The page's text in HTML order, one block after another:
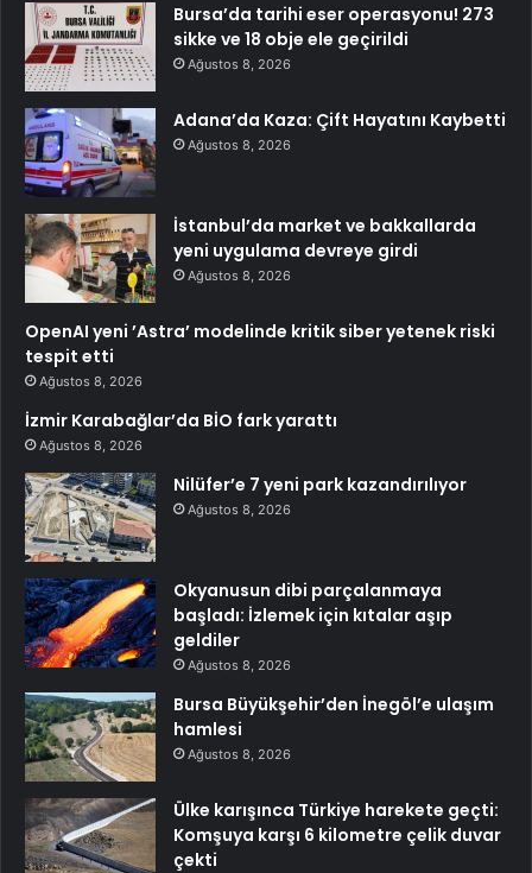
Bursa’da tarihi eser operasyonu! 273
sikke ve 18 obje ele geçirildi
Ağustos 8, 2026
Adana’da Kaza: Çift Hayatını Kaybetti
Ağustos 8, 2026
İstanbul’da market ve bakkallarda
yeni uygulama devreye girdi
Ağustos 8, 2026
OpenAI yeni ’Astra’ modelinde kritik siber yetenek riski
tespit etti
Ağustos 8, 2026
İzmir Karabağlar’da BİO fark yarattı
Ağustos 8, 2026
Nilüfer’e 7 yeni park kazandırılıyor
Ağustos 8, 2026
Okyanusun dibi parçalanmaya
başladı: İzlemek için kıtalar aşıp
geldiler
Ağustos 8, 2026
Bursa Büyükşehir’den İnegöl’e ulaşım
hamlesi
Ağustos 8, 2026
Ülke karışınca Türkiye harekete geçti:
Komşuya karşı 6 kilometre çelik duvar
çekti